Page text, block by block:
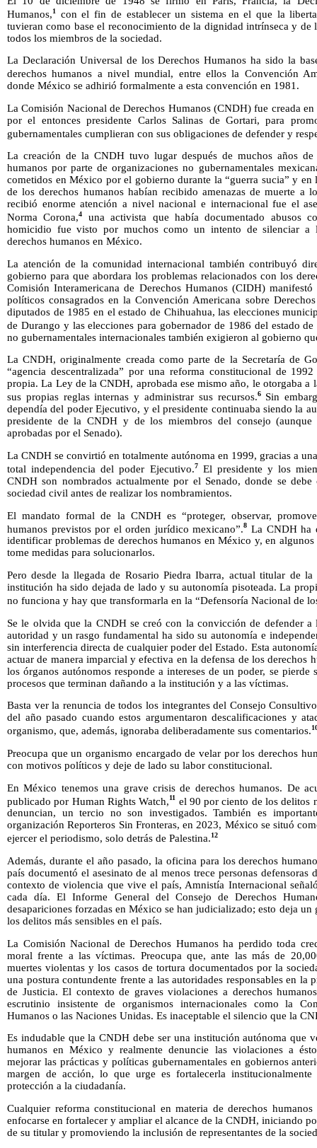
Humanos,1
con el fin de establecer un sistema en el que la
tuvieran como base el reconocimiento de la dignidad intrínseca y de
todos los miembros de la sociedad.
La Declaración Universal de los Derechos Humanos ha sido la
derechos humanos a nivel mundial, entre ellos la Convención
donde México se adhirió formalmente a esta convención en 1981.
La Comisión Nacional de Derechos Humanos (CNDH) fue creada
por el entonces presidente Carlos Salinas de Gortari, para
gubernamentales cumplieran con sus obligaciones de defender y
La creación de la CNDH tuvo lugar después de muchos años
humanos por parte de organizaciones no gubernamentales
cometidos en México por el gobierno durante la “guerra sucia” y en
de los derechos humanos habían recibido amenazas de muerte a
recibió enorme atención a nivel nacional e internacional fue el
Norma Corona,4
una activista que había documentado abusos
homicidio fue visto por muchos como un intento de silenciar a
derechos humanos en México.
La atención de la comunidad internacional también contribuyó
gobierno para que abordara los problemas relacionados con los
Comisión Interamericana de Derechos Humanos (CIDH)
políticos consagrados en la Convención Americana sobre
diputados de 1985 en el estado de Chihuahua, las elecciones
de Durango y las elecciones para gobernador de 1986 del estado de
no gubernamentales internacionales también exigieron al gobierno
La CNDH, originalmente creada como parte de la Secretaría de
“agencia descentralizada” por una reforma constitucional de
propia. La Ley de la CNDH, aprobada ese mismo año, le otorgaba
sus propias reglas internas y administrar sus recursos.6Sin
dependía del poder Ejecutivo, y el presidente continuaba siendo la
presidente de la CNDH y de los miembros del consejo (aunque
aprobadas por el Senado).
La CNDH se convirtió en totalmente autónoma en 1999, gracias a
total independencia del poder Ejecutivo.7
El presidente y los
CNDH son nombrados actualmente por el Senado, donde se
sociedad civil antes de realizar los nombramientos.
El mandato formal de la CNDH es “proteger, observar,
humanos previstos por el orden jurídico mexicano”.8 La CNDH ha
identificar problemas de derechos humanos en México y, en
tome medidas para solucionarlos.
Pero desde la llegada de Rosario Piedra Ibarra, actual titular de
institución ha sido dejada de lado y su autonomía pisoteada. La
no funciona y hay que transformarla en la “Defensoría Nacional de
Se le olvida que la CNDH se creó con la convicción de defender a
autoridad y un rasgo fundamental ha sido su autonomía e
sin interferencia directa de cualquier poder del Estado. Esta
actuar de manera imparcial y efectiva en la defensa de los derechos
los órganos autónomos responde a intereses de un poder, se
procesos que terminan dañando a la institución y a las víctimas.
Basta ver la renuncia de todos los integrantes del Consejo
del año pasado cuando estos argumentaron descalificaciones y
organismo, que, además, ignoraba deliberadamente sus comentarios.
Preocupa que un organismo encargado de velar por los derechos
con motivos políticos y deje de lado su labor constitucional.
En México tenemos una grave crisis de derechos humanos. De
publicado por Human Rights Watch,11 el 90 por ciento de los delitos
denuncian, un tercio no son investigados. También es
organización Reporteros Sin Fronteras, en 2023, México se situó
ejercer el periodismo, solo detrás de Palestina.12
Además, durante el año pasado, la oficina para los derechos
país documentó el asesinato de al menos trece personas defensoras
contexto de violencia que vive el país, Amnistía Internacional
cada día. El Informe General del Consejo de Derechos
desapariciones forzadas en México se han judicializado; esto deja
los delitos más sensibles en el país.
La Comisión Nacional de Derechos Humanos ha perdido toda
moral frente a las víctimas. Preocupa que, ante las más de
muertes violentas y los casos de tortura documentados por la
una postura contundente frente a las autoridades responsables en
de Justicia. El contexto de graves violaciones a derechos
escrutinio insistente de organismos internacionales como la
Humanos o las Naciones Unidas. Es inaceptable el silencio que la
Es indudable que la CNDH debe ser una institución autónoma que
humanos en México y realmente denuncie las violaciones a
mejorar las prácticas y políticas gubernamentales en gobiernos
margen de acción, lo que urge es fortalecerla
protección a la ciudadanía.
Cualquier reforma constitucional en materia de derechos
enfocarse en fortalecer y ampliar el alcance de la CNDH, iniciando
de su titular y promoviendo la inclusión de representantes de la